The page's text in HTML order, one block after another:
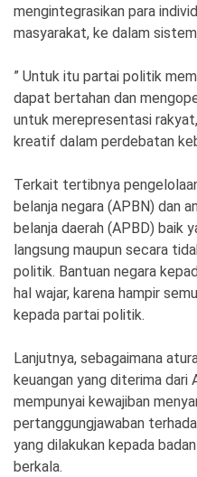
mengintegrasikan para
masyarakat, ke dalam
” Untuk itu partai politik
dapat bertahan dan
untuk merepresentasi
kreatif dalam perdebatan
Terkait tertibnya
belanja negara (APBN) dan
belanja daerah (APBD) baik
langsung maupun secara
politik. Bantuan negara
hal wajar, karena hampir
kepada partai politik.
Lanjutnya, sebagaimana
keuangan yang diterima dari
mempunyai kewajiban
pertanggungjawaban
yang dilakukan kepada
berkala.